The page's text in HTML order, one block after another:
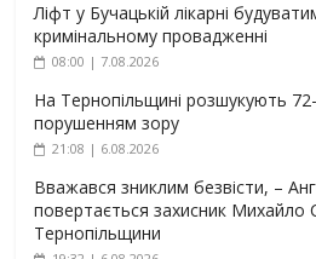
Ліфт у Бучацькій лікарні
кримінальному провадженні
08:00 | 7.08.2026
На Тернопільщині розшукують
порушенням зору
21:08 | 6.08.2026
Вважався зниклим безвісти, –
повертається захисник Михайло
Тернопільщини